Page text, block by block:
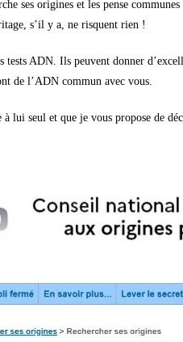
ses origines et les pense
s’il y a, ne risquent rien !
ADN. Ils peuvent donner
de l’ADN commun avec vous.
lui seul et que je vous propose de